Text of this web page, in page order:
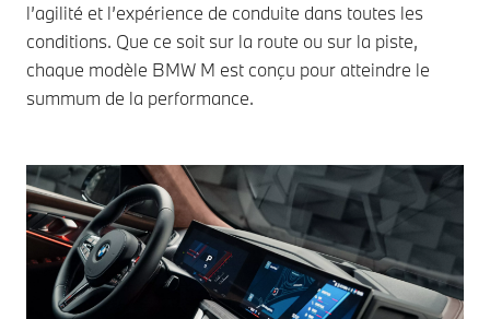
l’agilité et l’expérience de conduite dans toutes les
conditions. Que ce soit sur la route ou sur la piste,
chaque modèle BMW M est conçu pour atteindre le
summum de la performance.